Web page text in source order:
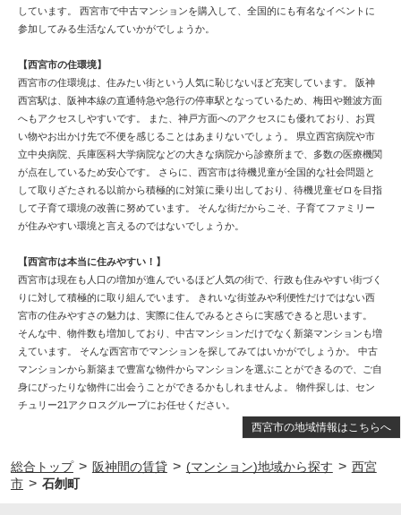
西宮市の地域情報はこちらへ
しています。 西宮市で中古マンションを購入して、全国的にも有名なイベントに
参加してみる生活なんていかがでしょうか。
【西宮市の住環境】
西宮市の住環境は、住みたい街という人気に恥じないほど充実しています。 阪神
西宮駅は、阪神本線の直通特急や急行の停車駅となっているため、梅田や難波方面
へもアクセスしやすいです。 また、神戸方面へのアクセスにも優れており、お買
い物やお出かけ先で不便を感じることはあまりないでしょう。 県立西宮病院や市
立中央病院、兵庫医科大学病院などの大きな病院から診療所まで、多数の医療機関
が点在しているため安心です。 さらに、西宮市は待機児童が全国的な社会問題と
して取りざたされる以前から積極的に対策に乗り出しており、待機児童ゼロを目指
して子育て環境の改善に努めています。 そんな街だからこそ、子育てファミリー
が住みやすい環境と言えるのではないでしょうか。
【西宮市は本当に住みやすい！】
西宮市は現在も人口の増加が進んでいるほど人気の街で、行政も住みやすい街づく
りに対して積極的に取り組んでいます。 きれいな街並みや利便性だけではない西
宮市の住みやすさの魅力は、実際に住んでみるとさらに実感できると思います。
そんな中、物件数も増加しており、中古マンションだけでなく新築マンションも増
えています。 そんな西宮市でマンションを探してみてはいかがでしょうか。 中古
マンションから新築まで豊富な物件からマンションを選ぶことができるので、ご自
身にぴったりな物件に出会うことができるかもしれませんよ。 物件探しは、セン
チュリー21アクロスグループにお任せください。
総合トップ > 阪神間の賃貸 > (マンション)地域から探す > 西宮
市 > 石刎町